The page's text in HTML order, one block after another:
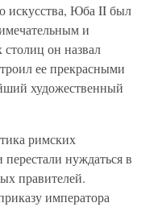
искусства, Юба II был
и
он назвал
ее прекрасными
художественный
римских
нуждаться в
правителей.
императора